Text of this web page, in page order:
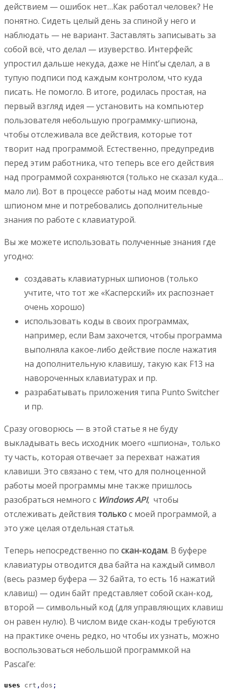
действием — ошибок нет…Как работал человек? Не
понятно. Сидеть целый день за спиной у него и
наблюдать — не вариант. Заставлять записывать за
собой всё, что делал — изуверство. Интерфейс
упростил дальше некуда, даже не Hint’ы сделал, а в
тупую подписи под каждым контролом, что куда
писать. Не помогло. В итоге, родилась простая, на
первый взгляд идея — установить на компьютер
пользователя небольшую программку-шпиона,
чтобы отслеживала все действия, которые тот
творит над программой. Естественно, предупредив
перед этим работника, что теперь все его действия
над программой сохраняются (только не сказал куда…
мало ли). Вот в процессе работы над моим псевдо-
шпионом мне и потребовались дополнительные
знания по работе с клавиатурой.
Вы же можете использовать полученные знания где
угодно:
создавать клавиатурных шпионов (только
учтите, что тот же «Касперский» их распознает
очень хорошо)
использовать коды в своих программах,
например, если Вам захочется, чтобы программа
выполняла какое-либо действие после нажатия
на дополнительную клавишу, такую как F13 на
навороченных клавиатурах и пр.
разрабатывать приложения типа Punto Switcher
и пр.
Сразу оговорюсь — в этой статье я не буду
выкладывать весь исходник моего «шпиона», только
ту часть, которая отвечает за перехват нажатия
клавиши. Это связано с тем, что для полноценной
работы моей программы мне также пришлось
разобраться немного с Windows API, чтобы
отслеживать действия толькос моей программой, а
это уже целая отдельная статья.
Теперь непосредственно по скан-кодам. В буфере
клавиатуры отводится два байта на каждый символ
(весь размер буфера — 32 байта, то есть 16 нажатий
клавиш) — один байт представляет собой скан-код,
второй — символьный код (для управляющих клавиш
он равен нулю). В числом виде скан-коды требуются
на практике очень редко, но чтобы их узнать, можно
воспользоваться небольшой программкой на
Pascal’е:
uses crt , dos ;